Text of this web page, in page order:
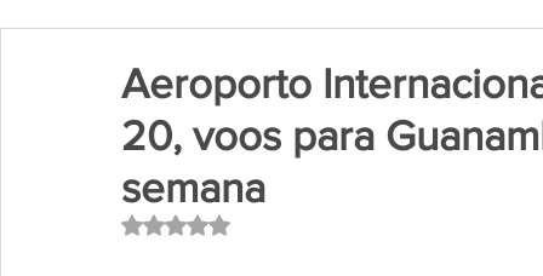
Aeroporto
20, voos para
semana
Avaliado com NaN de 5 estrelas.